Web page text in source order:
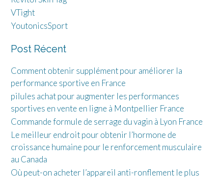
VTight
YoutonicsSport
Post Récent
Comment obtenir supplément pour améliorer la
performance sportive en France
pilules achat pour augmenter les performances
sportives en vente en ligne à Montpellier France
Commande formule de serrage du vagin à Lyon France
Le meilleur endroit pour obtenir l’hormone de
croissance humaine pour le renforcement musculaire
au Canada
Où peut-on acheter l’appareil anti-ronflement le plus